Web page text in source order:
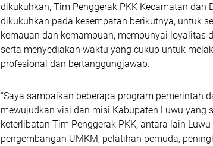
dikukuhkan, Tim Penggerak PKK Kecamatan dan
dikukuhkan pada kesempatan berikutnya, untuk
kemauan dan kemampuan, mempunyai loyalitas
serta menyediakan waktu yang cukup untuk
profesional dan bertanggungjawab.
“Saya sampaikan beberapa program pemerintah
mewujudkan visi dan misi Kabupaten Luwu yang
keterlibatan Tim Penggerak PKK, antara lain Luwu
pengembangan UMKM, pelatihan pemuda,